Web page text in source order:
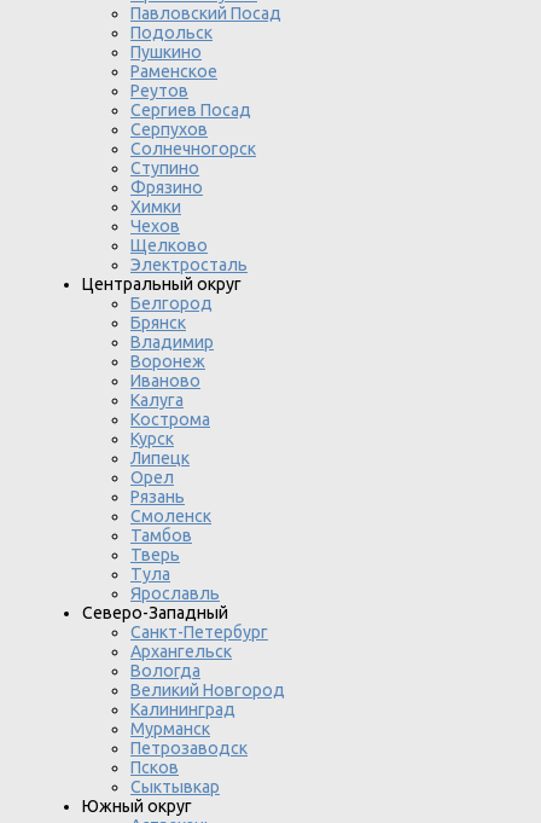
Павловский Посад
Подольск
Пушкино
Раменское
Реутов
Сергиев Посад
Серпухов
Солнечногорск
Ступино
Фрязино
Химки
Чехов
Щелково
Электросталь
Центральный округ
Белгород
Брянск
Владимир
Воронеж
Иваново
Калуга
Кострома
Курск
Липецк
Орел
Рязань
Смоленск
Тамбов
Тверь
Тула
Ярославль
Северо-Западный
Санкт-Петербург
Архангельск
Вологда
Великий Новгород
Калининград
Мурманск
Петрозаводск
Псков
Сыктывкар
Южный округ